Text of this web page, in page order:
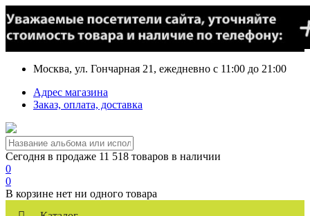
Москва, ул. Гончарная 21, ежедневно с 11:00 до 21:00
Адрес магазина
Заказ, оплата, доставка
Сегодня в продаже 11 518 товаров в наличии
0
0
В корзине нет ни одного товара